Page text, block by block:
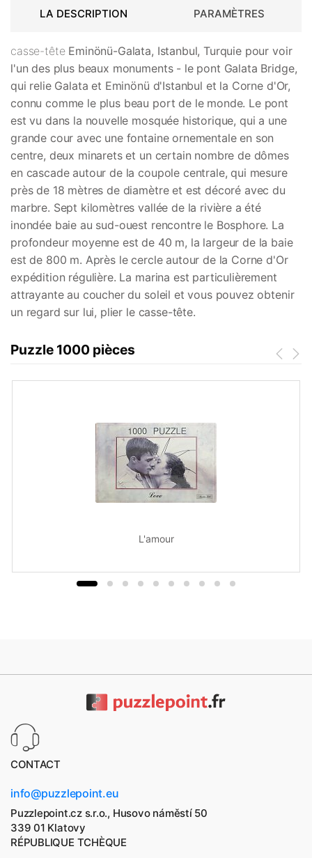
LA DESCRIPTION PARAMÈTRES
casse-tête Eminönü-Galata, Istanbul, Turquie pour voir
l'un des plus beaux monuments - le pont Galata Bridge,
qui relie Galata et Eminönü d'Istanbul et la Corne d'Or,
connu comme le plus beau port de le monde. Le pont
est vu dans la nouvelle mosquée historique, qui a une
grande cour avec une fontaine ornementale en son
centre, deux minarets et un certain nombre de dômes
en cascade autour de la coupole centrale, qui mesure
près de 18 mètres de diamètre et est décoré avec du
marbre. Sept kilomètres vallée de la rivière a été
inondée baie au sud-ouest rencontre le Bosphore. La
profondeur moyenne est de 40 m, la largeur de la baie
est de 800 m. Après le cercle autour de la Corne d'Or
expédition régulière. La marina est particulièrement
attrayante au coucher du soleil et vous pouvez obtenir
un regard sur lui, plier le casse-tête.
Puzzle 1000 pièces
L'amour
CONTACT
info@puzzlepoint.eu
Puzzlepoint.cz s.r.o., Husovo náměstí 50
339 01 Klatovy
RÉPUBLIQUE TCHÈQUE